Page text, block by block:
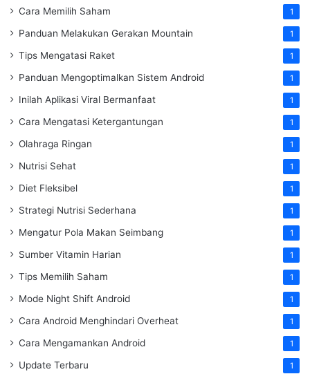
Cara Memilih Saham 1
Panduan Melakukan Gerakan Mountain 1
Tips Mengatasi Raket 1
Panduan Mengoptimalkan Sistem Android 1
Inilah Aplikasi Viral Bermanfaat 1
Cara Mengatasi Ketergantungan 1
Olahraga Ringan 1
Nutrisi Sehat 1
Diet Fleksibel 1
Strategi Nutrisi Sederhana 1
Mengatur Pola Makan Seimbang 1
Sumber Vitamin Harian 1
Tips Memilih Saham 1
Mode Night Shift Android 1
Cara Android Menghindari Overheat 1
Cara Mengamankan Android 1
Update Terbaru 1